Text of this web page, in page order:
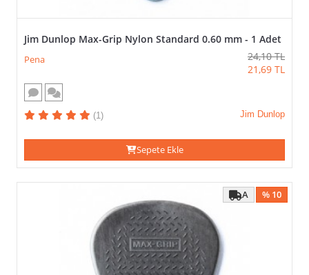
Jim Dunlop Max-Grip Nylon Standard 0.60 mm - 1 Adet
Pena 24,10 TL
21,69 TL
(1) Jim Dunlop
Sepete Ekle
% 10
A